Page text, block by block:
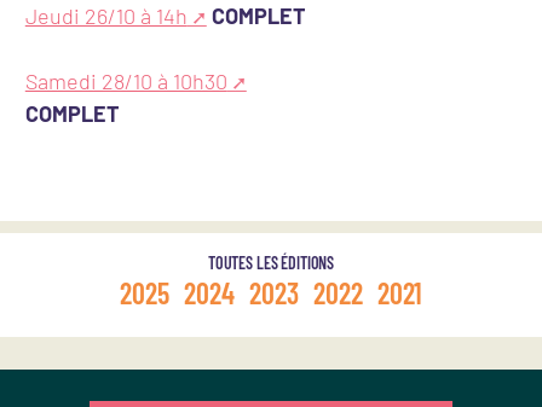
Jeudi 26/10 à 14h COMPLET
Samedi 28/10 à 10h30
COMPLET
TOUTES LES ÉDITIONS
2025 2024 2023 2022 2021